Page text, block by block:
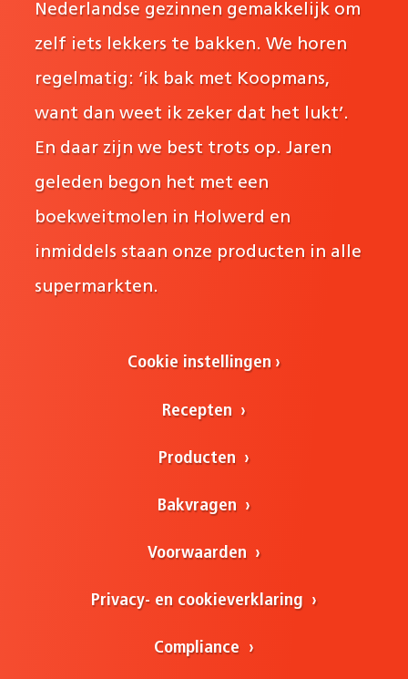
Nederlandse gezinnen gemakkelijk om
zelf iets lekkers te bakken. We horen
regelmatig: ‘ik bak met Koopmans,
want dan weet ik zeker dat het lukt’.
En daar zijn we best trots op. Jaren
geleden begon het met een
boekweitmolen in Holwerd en
inmiddels staan onze producten in alle
supermarkten.
Cookie instellingen
Recepten
Producten
Bakvragen
Voorwaarden
Privacy- en cookieverklaring
Compliance